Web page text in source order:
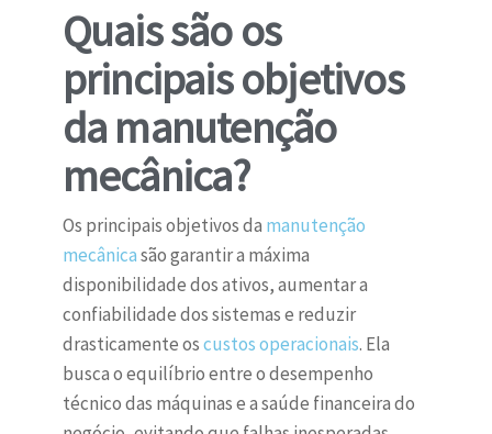
Quais são os
principais objetivos
da manutenção
mecânica?
Os principais objetivos da manutenção
mecânicasão garantir a máxima
disponibilidade dos ativos, aumentar a
confiabilidade dos sistemas e reduzir
drasticamente oscustos operacionais. Ela
busca o equilíbrio entre o desempenho
técnico das máquinas e a saúde financeira do